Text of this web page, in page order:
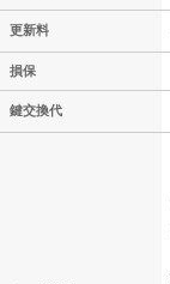
更新料
損保
鍵交換代